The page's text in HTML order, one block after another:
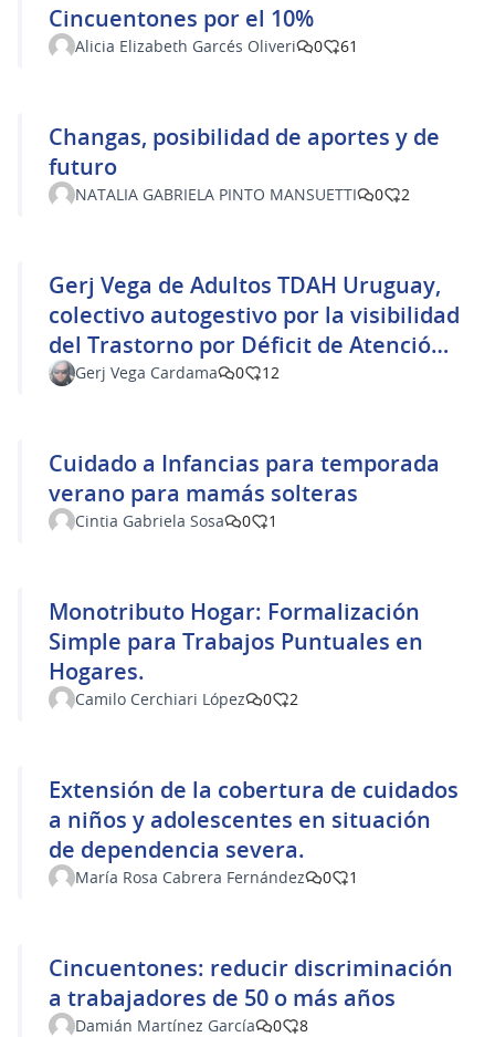
Cincuentones por el 10%
Alicia Elizabeth Garcés Oliveri 0 61
Changas, posibilidad de aportes y de
futuro
NATALIA GABRIELA PINTO MANSUETTI 0 2
Gerj Vega de Adultos TDAH Uruguay,
colectivo autogestivo por la visibilidad
del Trastorno por Déficit de Atención
por Hiperactividad en la adultez
Gerj Vega Cardama 0 12
Cuidado a Infancias para temporada
verano para mamás solteras
Cintia Gabriela Sosa 0 1
Monotributo Hogar: Formalización
Simple para Trabajos Puntuales en
Hogares.
Camilo Cerchiari López 0 2
Extensión de la cobertura de cuidados
a niños y adolescentes en situación
de dependencia severa.
María Rosa Cabrera Fernández 0 1
Cincuentones: reducir discriminación
a trabajadores de 50 o más años
Damián Martínez García 0 8